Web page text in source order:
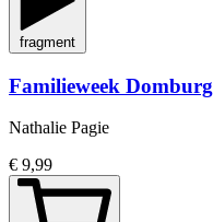
fragment
Familieweek Domburg
Nathalie Pagie
€ 9,99